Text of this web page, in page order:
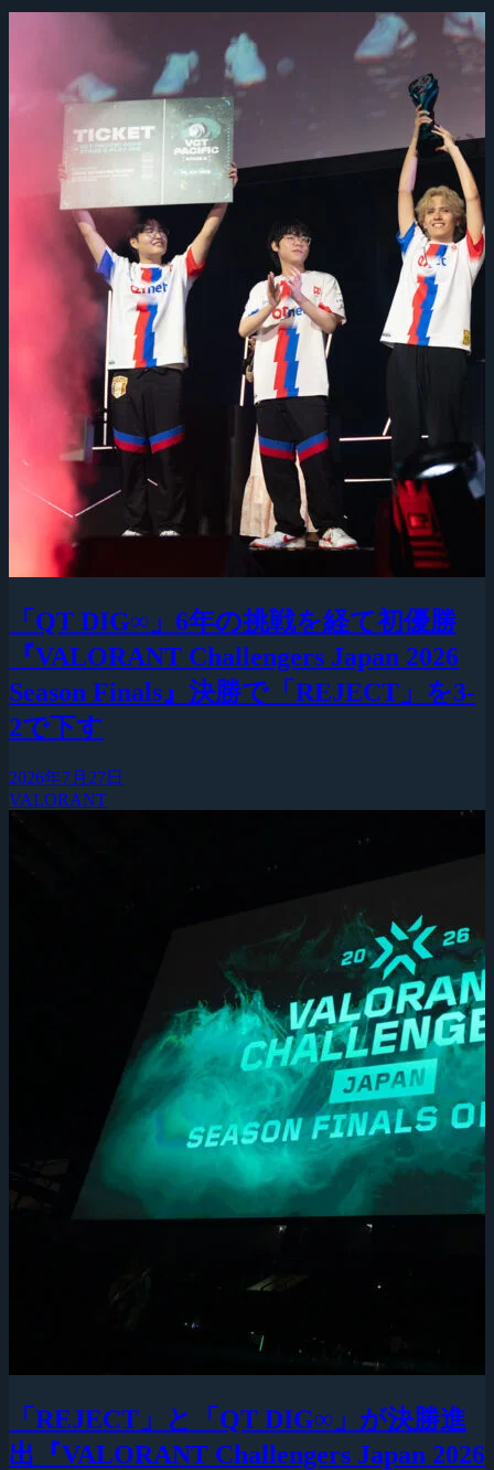
「QT DIG∞」6年の挑戦を経て初優勝
『VALORANT Challengers Japan 2026
Season Finals』決勝で「REJECT」を3-
2で下す
2026年7月27日
VALORANT
「REJECT」と「QT DIG∞」が決勝進
出『VALORANT Challengers Japan 2026